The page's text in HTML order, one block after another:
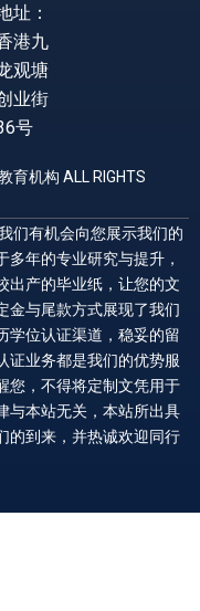
址：
港九
观塘
业街
号
育机构 ALL RIGHTS
们有机会向您展示我们的
年的专业研究与提升，
出产的毕业纸，让您的文
金与尾款方式展现了我们
学位认证渠道，稳妥的留
证业务都是我们的优势服
您，不得将定制文凭用于
与本站无关，本站所出具
的到来，并热诚欢迎同行